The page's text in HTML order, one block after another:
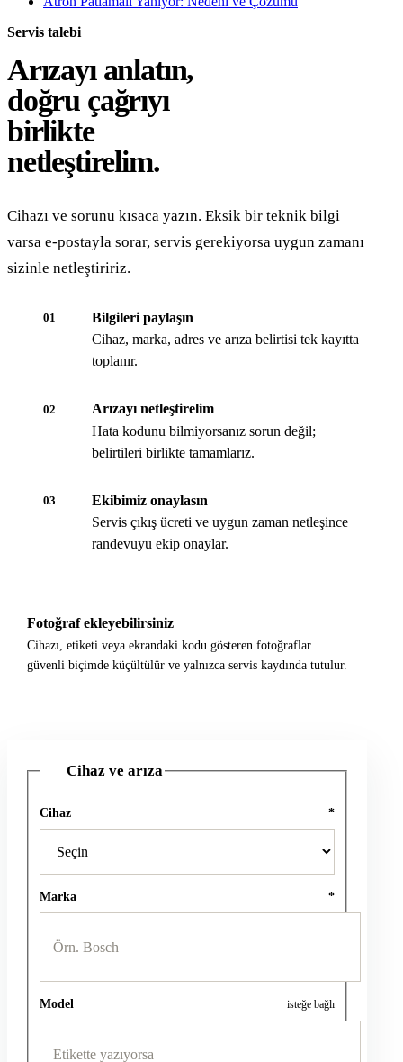
Servis talebi
Arızayı anlatın,
doğru çağrıyı
birlikte
netleştirelim.
Cihazı ve sorunu kısaca yazın. Eksik bir teknik bilgi
varsa e-postayla sorar, servis gerekiyorsa uygun zamanı
sizinle netleştiririz.
01
Bilgileri paylaşın
Cihaz, marka, adres ve arıza belirtisi tek kayıtta
toplanır.
02
Arızayı netleştirelim
Hata kodunu bilmiyorsanız sorun değil;
belirtileri birlikte tamamlarız.
03
Ekibimiz onaylasın
Servis çıkış ücreti ve uygun zaman netleşince
randevuyu ekip onaylar.
Fotoğraf ekleyebilirsiniz
Cihazı, etiketi veya ekrandaki kodu gösteren fotoğraflar
güvenli biçimde küçültülür ve yalnızca servis kaydında tutulur.
Cihaz ve arıza
Cihaz *
Marka *
Model isteğe bağlı